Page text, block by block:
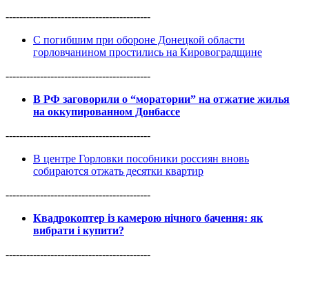
------------------------------------------
С погибшим при обороне Донецкой области
горловчанином простились на Кировоградщине
------------------------------------------
В РФ заговорили о “моратории” на отжатие жилья
на оккупированном Донбассе
------------------------------------------
В центре Горловки пособники россиян вновь
собираются отжать десятки квартир
------------------------------------------
Квадрокоптер із камерою нічного бачення: як
вибрати і купити?
------------------------------------------